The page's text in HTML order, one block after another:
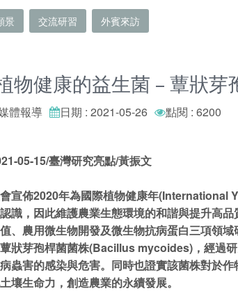
景 交流研習 外賓來訪
物健康的益生菌 – 蕈狀芽
體報導 日期 : 2021-05-26 點閱 : 6200
05-15/臺灣研究亮點/黃振文
宣佈2020年為國際植物健康年(International
識，因此維護農業生態環境的和諧與提升高
、農用微生物開發及微生物抗病蛋白三項領
狀芽孢桿菌菌株(Bacillus mycoides)，經過
蟲害的感染與危害。同時也證實該菌株對於
壤生命力，創造農業的永續發展。